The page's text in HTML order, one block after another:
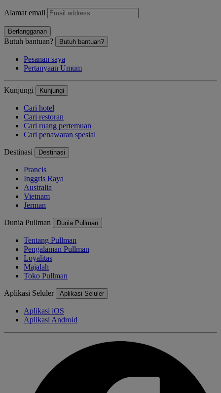
Alamat email
Berlangganan
Butuh bantuan? Butuh bantuan?
Pesanan saya
Pertanyaan Umum
Kunjungi Kunjungi
Cari hotel
Cari restoran
Cari ruang pertemuan
Cari penawaran spesial
Destinasi Destinasi
Prancis
Inggris Raya
Australia
Vietnam
Jerman
Dunia Pullman Dunia Pullman
Tentang Pullman
Pengalaman Pullman
Loyalitas
Majalah
Toko Pullman
Aplikasi Seluler Aplikasi Seluler
Aplikasi iOS
Aplikasi Android